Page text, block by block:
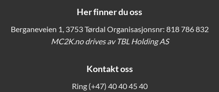
Her finner du oss
Berganeveien 1, 3753 Tørdal Organisasjonsnr: 818 786 832
MC2K.no drives av TBL Holding AS
Kontakt oss
Ring (+47) 40 40 45 40